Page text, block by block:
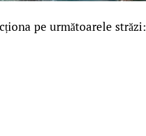
pe următoarele străzi: